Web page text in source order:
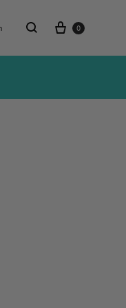
Buscar Carrito
0